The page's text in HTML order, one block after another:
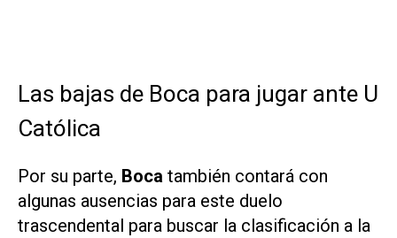
Las bajas de Boca para jugar ante U
Católica
Por su parte, Boca también contará con
algunas ausencias para este duelo
trascendental para buscar la clasificación a la